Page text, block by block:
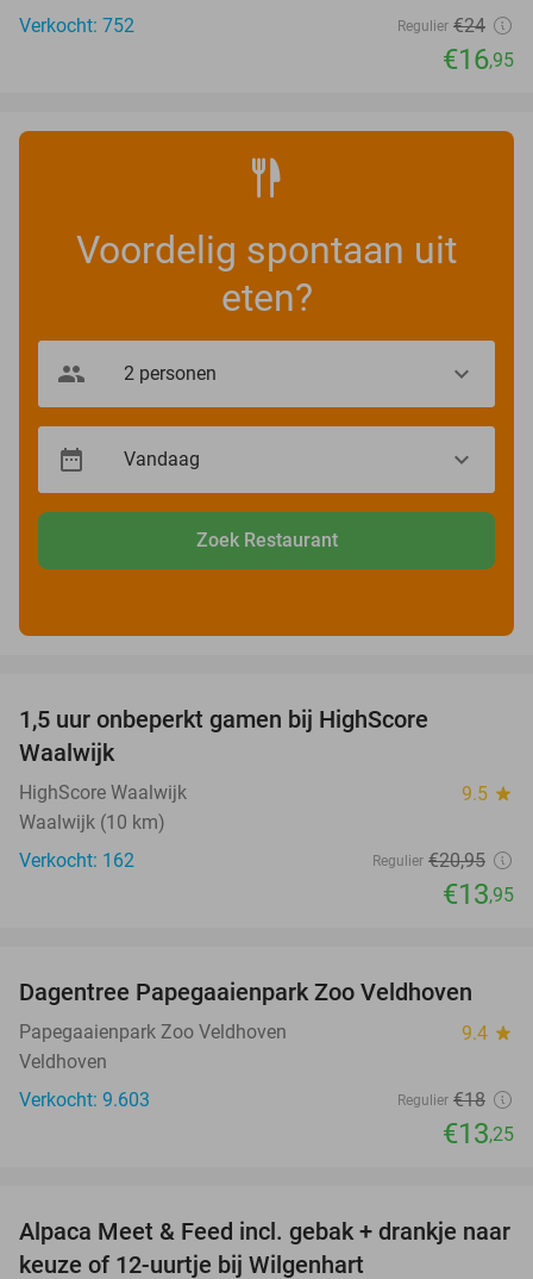
Verkocht: 752
Regulier €24
€16,95
Voordelig spontaan uit
eten?
Zoek Restaurant
1,5 uur onbeperkt gamen bij HighScore
Waalwijk
HighScore Waalwijk 9.5 star
Waalwijk (10 km)
Verkocht: 162
Regulier €20,95
€13,95
26%
Dagentree Papegaaienpark Zoo Veldhoven
Papegaaienpark Zoo Veldhoven 9.4 star
Veldhoven
Verkocht: 9.603
Regulier €18
€13,25
43%
Alpaca Meet & Feed incl. gebak + drankje naar
keuze of 12-uurtje bij Wilgenhart